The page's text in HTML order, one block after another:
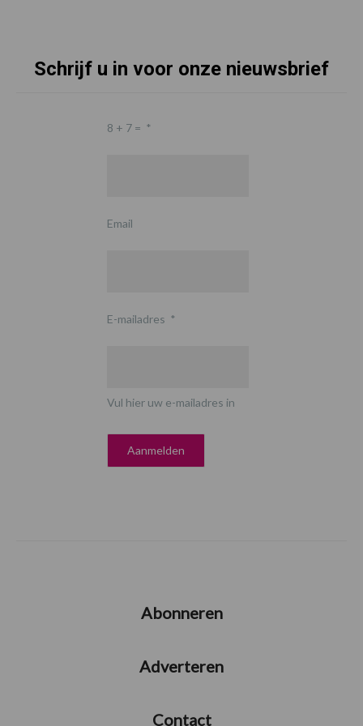
Schrijf u in voor onze nieuwsbrief
8 + 7 = *
Email
E-mailadres *
Vul hier uw e-mailadres in
Abonneren
Adverteren
Contact